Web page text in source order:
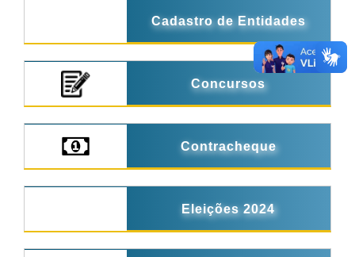
Cadastro de Entidades
Concursos
Contracheque
Eleições 2024